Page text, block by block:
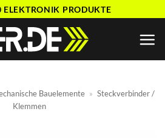
ELEKTRONIK PRODUKTE
Bauelemente » Steckverbinder /
Klemmen